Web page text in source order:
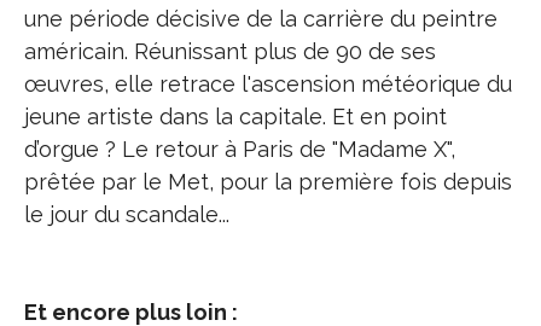
une période décisive de la carrière du peintre
américain. Réunissant plus de 90 de ses
œuvres, elle retrace l'ascension météorique du
jeune artiste dans la capitale. Et en point
d’orgue ? Le retour à Paris de "Madame X",
prêtée par le Met, pour la première fois depuis
le jour du scandale...
Et encore plus loin :